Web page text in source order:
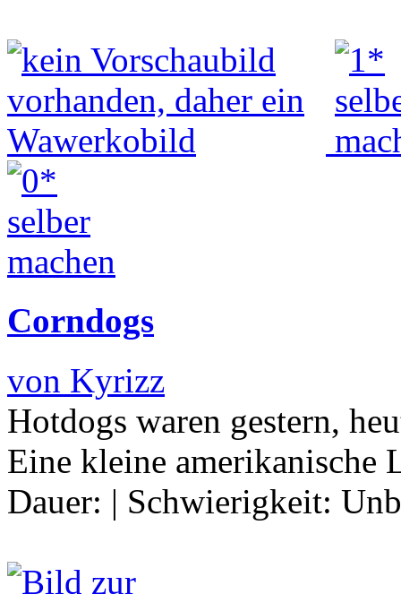
Corndogs
von Kyrizz
Hotdogs waren gestern,
Eine kleine amerikanische
Dauer: | Schwierigkeit: